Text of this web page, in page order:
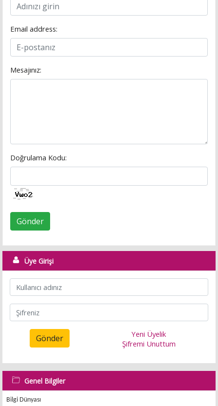
Email address:
Mesajınız:
Doğrulama Kodu:
Gönder
Üye Girişi
Gönder
Yeni Üyelik
Şifremi Unuttum
Genel Bilgiler
Bilgi Dünyası